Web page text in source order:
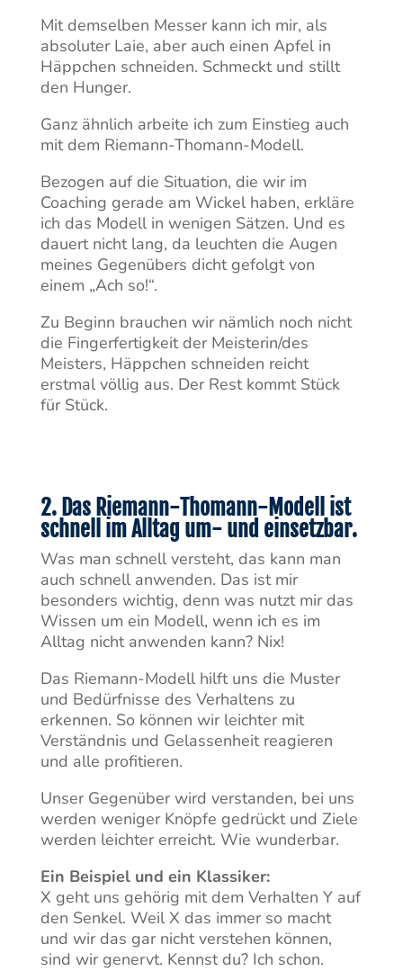
Mit demselben Messer kann ich mir, als
absoluter Laie, aber auch einen Apfel in
Häppchen schneiden. Schmeckt und stillt
den Hunger.
Ganz ähnlich arbeite ich zum Einstieg auch
mit dem Riemann-Thomann-Modell.
Bezogen auf die Situation, die wir im
Coaching gerade am Wickel haben, erkläre
ich das Modell in wenigen Sätzen. Und es
dauert nicht lang, da leuchten die Augen
meines Gegenübers dicht gefolgt von
einem „Ach so!“.
Zu Beginn brauchen wir nämlich noch nicht
die Fingerfertigkeit der Meisterin/des
Meisters, Häppchen schneiden reicht
erstmal völlig aus. Der Rest kommt Stück
für Stück.
2. Das Riemann-Thomann-Modell ist
schnell im Alltag um- und einsetzbar.
Was man schnell versteht, das kann man
auch schnell anwenden. Das ist mir
besonders wichtig, denn was nutzt mir das
Wissen um ein Modell, wenn ich es im
Alltag nicht anwenden kann? Nix!
Das Riemann-Modell hilft uns die Muster
und Bedürfnisse des Verhaltens zu
erkennen. So können wir leichter mit
Verständnis und Gelassenheit reagieren
und alle profitieren.
Unser Gegenüber wird verstanden, bei uns
werden weniger Knöpfe gedrückt und Ziele
werden leichter erreicht. Wie wunderbar.
Ein Beispiel und ein Klassiker:
X geht uns gehörig mit dem Verhalten Y auf
den Senkel. Weil X das immer so macht
und wir das gar nicht verstehen können,
sind wir genervt. Kennst du? Ich schon.